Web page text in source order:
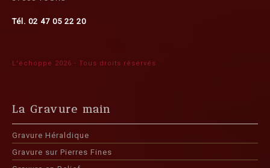
Tél. 02 47 05 22 20
L'échoppe 2026 - Tous droits réservés
La Gravure main
Gravure Héraldique
Gravure sur Pierres Fines